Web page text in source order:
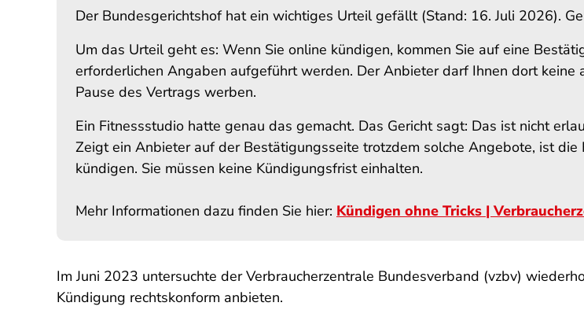
Der Bundesgerichtshof hat ein wichtiges Urteil gefällt (Stand: 16. Juli 2026).
Um das Urteil geht es: Wenn Sie online kündigen, kommen Sie auf eine
erforderlichen Angaben aufgeführt werden. Der Anbieter darf Ihnen dort keine
Pause des Vertrags werben.
Ein Fitnessstudio hatte genau das gemacht. Das Gericht sagt: Das ist nicht
Zeigt ein Anbieter auf der Bestätigungsseite trotzdem solche Angebote, ist
kündigen. Sie müssen keine Kündigungsfrist einhalten.
Mehr Informationen dazu finden Sie hier: Kündigen ohne Tricks |
Im Juni 2023 untersuchte der Verbraucherzentrale Bundesverband (vzbv)
Kündigung rechtskonform anbieten.